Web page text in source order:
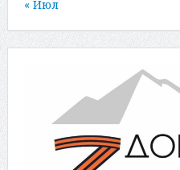
« Июл